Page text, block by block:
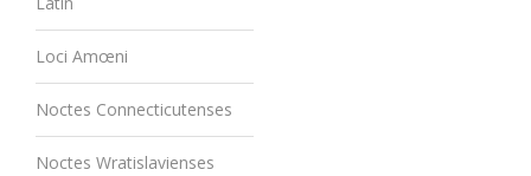
Loci Amœni
Noctes Connecticutenses
Noctes Wratislavienses